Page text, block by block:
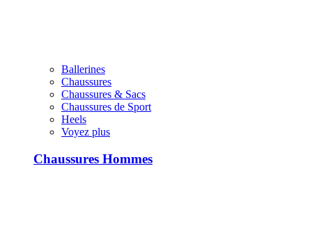
Ballerines
Chaussures
Chaussures & Sacs
Chaussures de Sport
Heels
Voyez plus
Chaussures Hommes